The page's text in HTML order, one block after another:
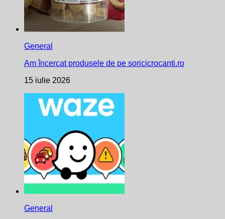
General
Am încercat produsele de pe soricicrocanti.ro
15 iulie 2026
General